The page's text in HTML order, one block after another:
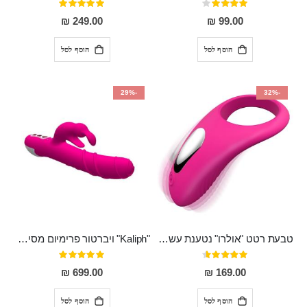
דירוג:
80%
99.00 ₪
הוסף לסל
דירוג:
100%
249.00 ₪
הוסף לסל
-32%
טבעת רטט "אולרו" נטענת עשויה סיליקון רפואי עם רטט חזק ומטריף חושים
דירוג:
91%
169.00 ₪
הוסף לסל
-29%
"Kaliph" ויברטור פרימיום מסיליקון רפואי , נטען, שקט במיוחד, מסתובב ומתפתל, שמנמן עם חדירה 14 סמ
דירוג:
100%
699.00 ₪
הוסף לסל